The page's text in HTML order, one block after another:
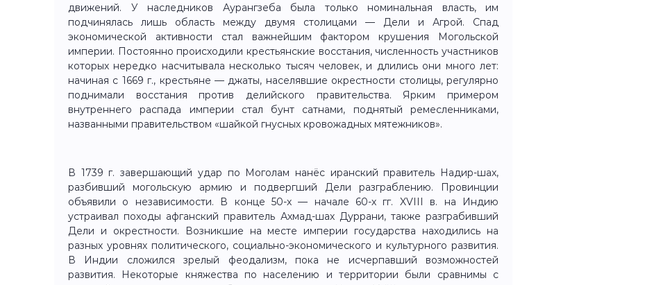
движений. У наследников Аурангзеба была только номинальная власть, им
подчинялась лишь область между двумя столицами — Дели и Агрой. Спад
экономической активности стал важнейшим фактором крушения Могольской
империи. Постоянно происходили крестьянские восстания, численность участников
которых нередко насчитывала несколько тысяч человек, и длились они много лет:
начиная с 1669 г., крестьяне — джаты, населявшие окрестности столицы, регулярно
поднимали восстания против делийского правительства. Ярким примером
внутреннего распада империи стал бунт сатнами, поднятый ремесленниками,
названными правительством «шайкой гнусных кровожадных мятежников».
В 1739 г. завершающий удар по Моголам нанёс иранский правитель Надир-шах,
разбивший могольскую армию и подвергший Дели разграблению. Провинции
объявили о независимости. В конце 50-х — начале 60-х гг. XVIII в. на Индию
устраивал походы афганский правитель Ахмад-шах Дуррани, также разграбивший
Дели и окрестности. Возникшие на месте империи государства находились на
разных уровнях политического, социально-экономического и культурного развития.
В Индии сложился зрелый феодализм, пока не исчерпавший возможностей
развития. Некоторые княжества по населению и территории были сравнимы с